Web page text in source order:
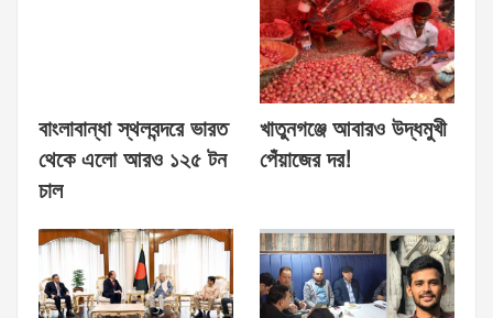
বাংলাবান্ধা স্থলবন্দরে ভারত
থেকে এলো আরও ১২৫ টন
চাল
খাতুনগঞ্জে আবারও উদ্ধমুখী
পেঁয়াজের দর!